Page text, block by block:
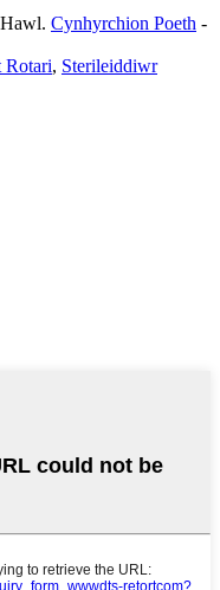
Cynhyrchion Poeth -
Rotari, Sterileiddiwr